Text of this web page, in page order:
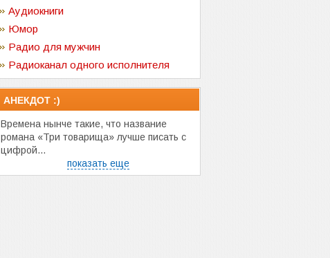
Аудиокниги
Юмор
Радио для мужчин
Радиоканал одного исполнителя
АНЕКДОТ :)
Времена нынче такие, что название
романа «Три товарища» лучше писать с
цифрой...
показать еще